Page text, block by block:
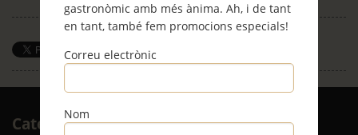
gastronòmic amb més ànima. Ah, i de tant
en tant, també fem promocions especials!
Correu electrònic
Nom
Save
Categories Arxiu